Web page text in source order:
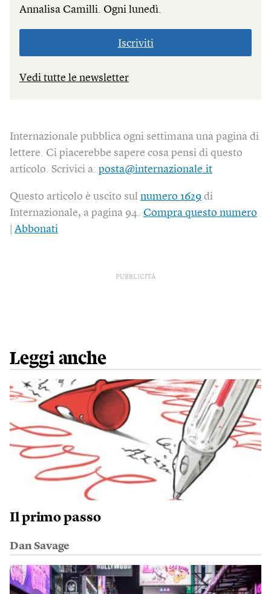
Annalisa Camilli. Ogni lunedì.
Iscriviti
Vedi tutte le newsletter
Internazionale pubblica ogni settimana una pagina di
lettere. Ci piacerebbe sapere cosa pensi di questo
articolo. Scrivici a: posta@internazionale.it
Questo articolo è uscito sul numero 1629 di
Internazionale, a pagina 94. Compra questo numero
Abbonati
PUBBLICITÀ
Leggi anche
Il primo passo
Dan Savage